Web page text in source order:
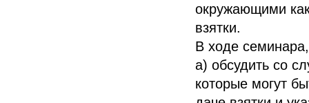
окружающими как
взятки.
В ходе
а) обсудить со
которые могут